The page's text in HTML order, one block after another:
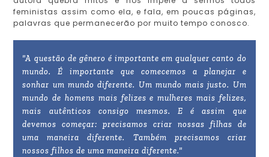
feministas assim como ela, e fala, em poucas páginas,
palavras que permanecerão por muito tempo conosco.
"A questão de gênero é importante em qualquer canto do
mundo. É importante que comecemos a planejar e
sonhar um mundo diferente. Um mundo mais justo. Um
mundo de homens mais felizes e mulheres mais felizes,
mais autênticos consigo mesmos. E é assim que
devemos começar: precisamos criar nossas filhas de
uma maneira diferente. Também precisamos criar
nossos filhos de uma maneira diferente."